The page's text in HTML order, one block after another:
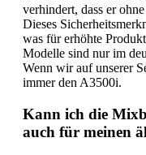
verhindert, dass er
Dieses
was für erhöhte
Modelle sind nur im
Wenn wir auf unserer
immer den A3500i.
Kann ich die
auch für meinen